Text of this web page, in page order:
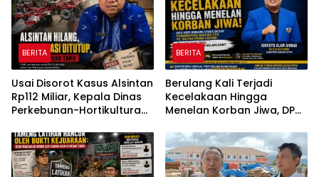
BERITA
Usai Disorot Kasus Alsintan
Rp112 Miliar, Kepala Dinas
Perkebunan-Hortikultura
Komunikasi dengan Media
BERITA
Berulang Kali Terjadi
Kecelakaan Hingga
Menelan Korban Jiwa, DPD
Penghentian Aktivitas
Hauling dan Evaluasi Total
Perizinan PT Sultra Prima